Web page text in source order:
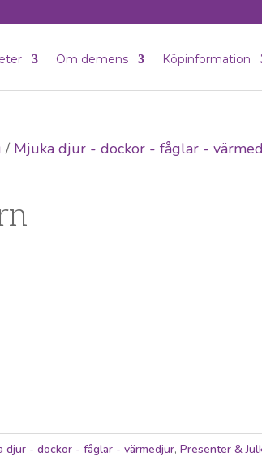
Om demens Köpinformation
/ Mjuka djur - dockor - fåglar -
djur - dockor - fåglar - värmedjur,Presenter &